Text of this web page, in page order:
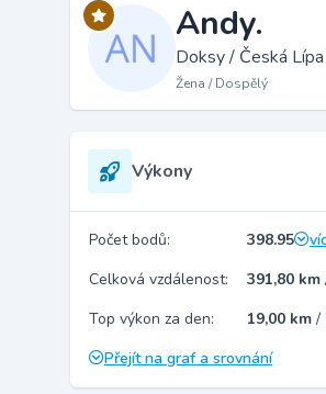
Andy.
Doksy / Česká Lípa
Žena / Dospělý
Výkony
Počet bodů: 398.95
Celková vzdálenost:
391,80 km
Top výkon za den:
19,00 km /
Přejít na graf a srovnání